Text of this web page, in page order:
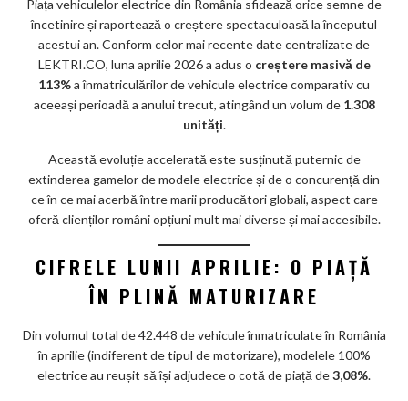
o
o
k
m
ar
ks
Piața vehiculelor electrice din România sfidează orice semne de
încetinire și raportează o creștere spectaculoasă la începutul
acestui an. Conform celor mai recente date centralizate de
LEKTRI.CO, luna aprilie 2026 a adus o creștere masivă de
113%a înmatriculărilor de vehicule electrice comparativ cu
aceeași perioadă a anului trecut, atingând un volum de 1.308
unități.
Această evoluție accelerată este susținută puternic de
extinderea gamelor de modele electrice și de o concurență din
ce în ce mai acerbă între marii producători globali, aspect care
oferă clienților români opțiuni mult mai diverse și mai accesibile.
CIFRELE LUNII APRILIE: O PIAȚĂ
ÎN PLINĂ MATURIZARE
Din volumul total de 42.448 de vehicule înmatriculate în România
în aprilie (indiferent de tipul de motorizare), modelele 100%
electrice au reușit să își adjudece o cotă de piață de3,08%.